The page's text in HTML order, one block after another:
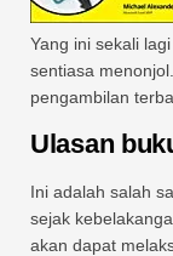
Yang ini sekali
sentiasa
pengambilan
Ulasan
Ini adalah salah
sejak
akan dapat